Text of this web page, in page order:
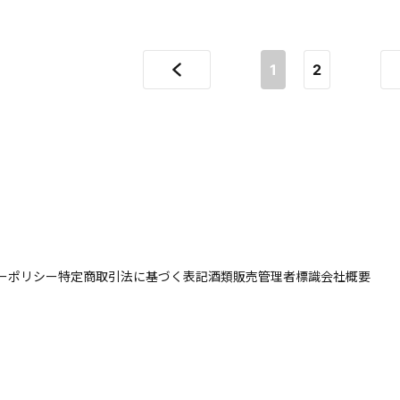
1 2
ポリシー特定商取引法に基づく表記酒類販売管理者標識会社概要